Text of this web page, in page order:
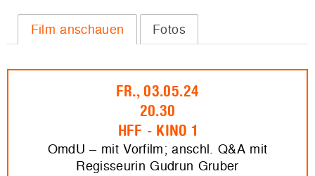
Film anschauen Fotos
FR., 03.05.24
20.30
HFF - KINO 1
OmdU – mit Vorfilm; anschl. Q&A mit
Regisseurin Gudrun Gruber